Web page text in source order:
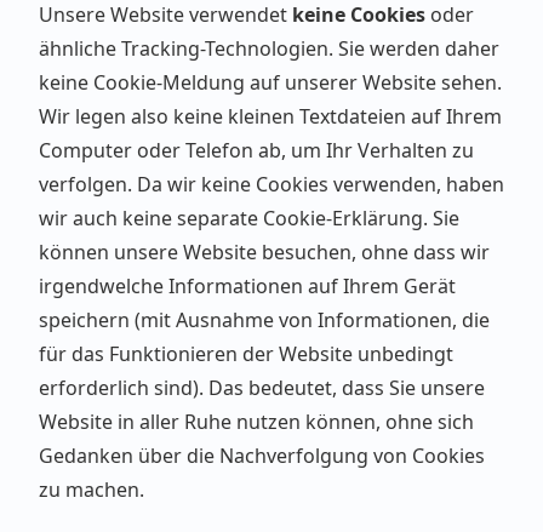
Unsere Website verwendet keine Cookies oder
ähnliche Tracking-Technologien. Sie werden daher
keine Cookie-Meldung auf unserer Website sehen.
Wir legen also keine kleinen Textdateien auf Ihrem
Computer oder Telefon ab, um Ihr Verhalten zu
verfolgen. Da wir keine Cookies verwenden, haben
wir auch keine separate Cookie-Erklärung. Sie
können unsere Website besuchen, ohne dass wir
irgendwelche Informationen auf Ihrem Gerät
speichern (mit Ausnahme von Informationen, die
für das Funktionieren der Website unbedingt
erforderlich sind). Das bedeutet, dass Sie unsere
Website in aller Ruhe nutzen können, ohne sich
Gedanken über die Nachverfolgung von Cookies
zu machen.